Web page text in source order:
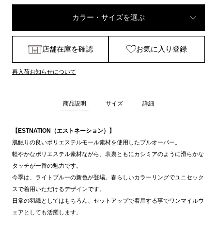
カラー・サイズを選ぶ
店舗在庫を確認 お気に入り登録
再入荷お知らせについて
商品説明 サイズ 詳細
【ESTNATION（エストネーション）】
肌触りの良いポリエステルモール素材を使用したプルオーバー。
軽やかなポリエステル素材ながら、表裏ともにカシミアのように滑らかな
タッチが一番の魅力です。
今季は、ライトブルーの新色が登場。春らしいカラーリングでユニセック
スで着用いただけるデザインです。
日常の羽織としてはもちろん、セットアップで着用する事でワンマイルウ
ェアとしても活躍します。